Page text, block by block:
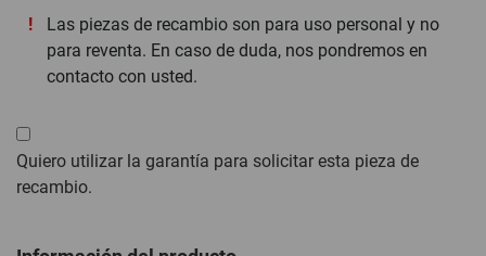
Las piezas de recambio son para uso personal y no
para reventa. En caso de duda, nos pondremos en
contacto con usted.
Quiero utilizar la garantía para solicitar esta pieza de
recambio.